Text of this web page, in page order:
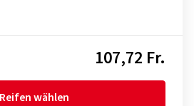
107,72 Fr.
Reifen wählen